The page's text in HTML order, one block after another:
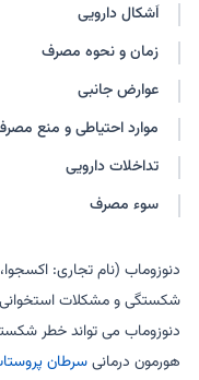
اَشکال دارویی
زمان و نحوه مصرف
عوارض جانبی
موارد احتیاطی و منع
تداخلات دارویی
سوء مصرف
دنوزوماب (نام تجاری:
شکستگی و مشکلات
دنوزوماب می تواند خطر
هورمون درمانیسرطان